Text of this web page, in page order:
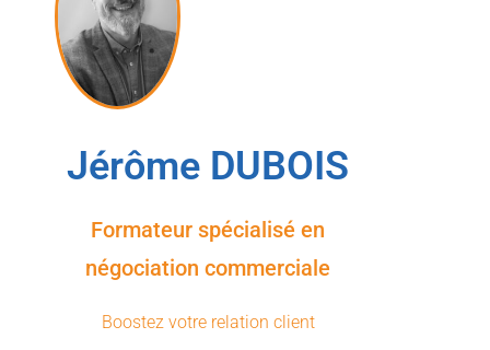
Jérôme DUBOIS
Formateur spécialisé en
négociation commerciale
Boostez votre relation client